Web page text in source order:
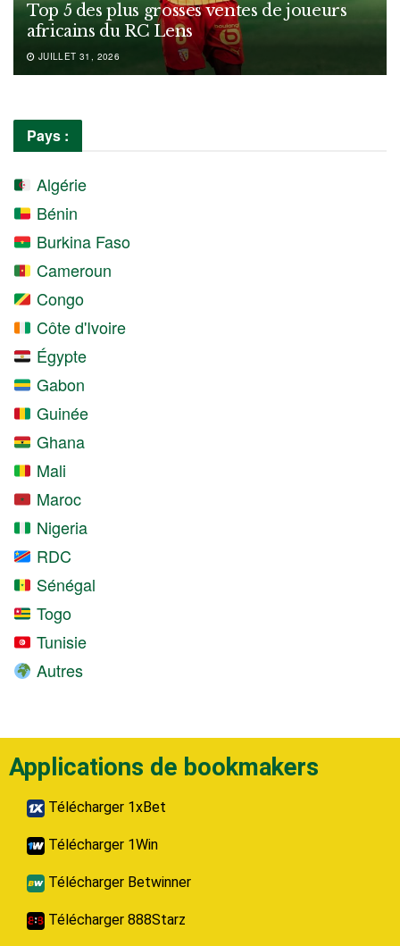
Top 5 des plus grosses ventes de joueurs
africains du RC Lens
JUILLET 31, 2026
Pays :
Algérie
Bénin
Burkina Faso
Cameroun
Congo
Côte d'Ivoire
Égypte
Gabon
Guinée
Ghana
Mali
Maroc
Nigeria
RDC
Sénégal
Togo
Tunisie
Autres
Applications de bookmakers
Télécharger 1xBet
Télécharger 1Win
Télécharger Betwinner
Télécharger 888Starz